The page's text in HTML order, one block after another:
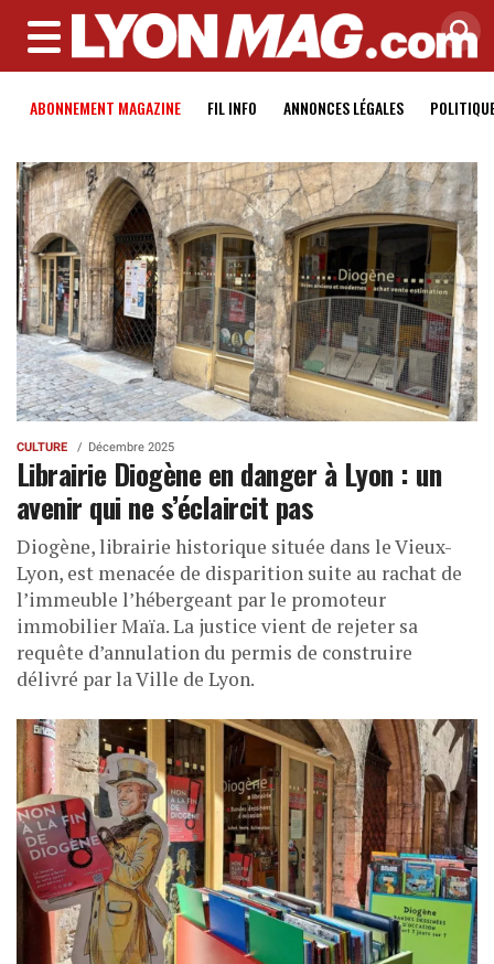
MENU
ABONNEMENT MAGAZINE FIL INFO ANNONCES LÉGALES
CULTURE Décembre 2025
Librairie Diogène en danger à Lyon : un
avenir qui ne s’éclaircit pas
Diogène, librairie historique située dans le Vieux-
Lyon, est menacée de disparition suite au rachat de
l’immeuble l’hébergeant par le promoteur
immobilier Maïa. La justice vient de rejeter sa
requête d’annulation du permis de construire
délivré par la Ville de Lyon.